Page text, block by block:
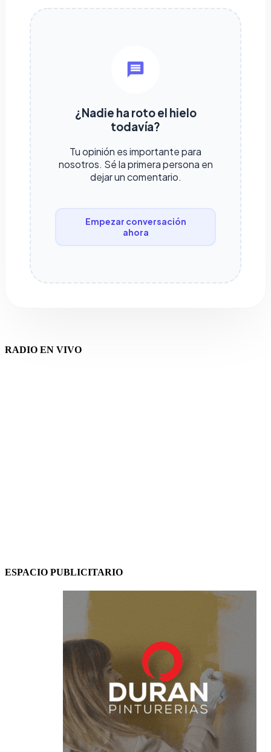
¿Nadie ha roto el hielo
todavía?
Tu opinión es importante para
nosotros. Sé la primera persona en
dejar un comentario.
Empezar conversación
ahora
RADIO EN VIVO
ESPACIO PUBLICITARIO